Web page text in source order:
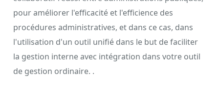
pour améliorer l'efficacité et l'efficience des
procédures administratives, et dans ce cas, dans
l'utilisation d'un outil unifié dans le but de faciliter
la gestion interne avec intégration dans votre outil
de gestion ordinaire. .